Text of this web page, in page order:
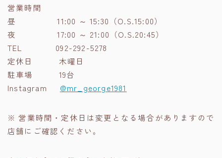
営業時間
昼 11:00 ～ 15:30（O.S.15:00）
夜 17:00 ～ 21:00（O.S.20:45）
TEL 092-292-5278
定休日 木曜日
駐車場 19台
Instagram @mr_george1981
※ 営業時間・定休日は変更となる場合がありますので
店舗にご確認ください。